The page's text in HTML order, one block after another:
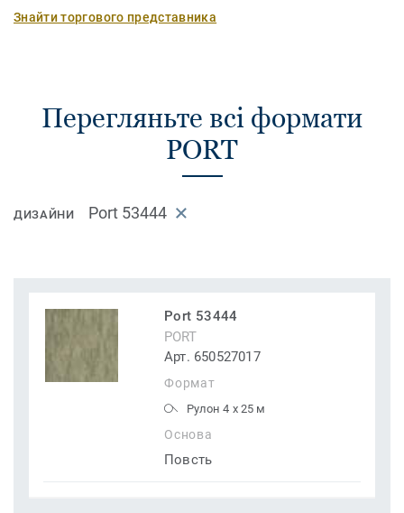
Знайти торгового представника
Перегляньте всі формати
PORT
ДИЗАЙНИ Port 53444
Port 53444
PORT
Арт. 650527017
Формат
Рулон 4 x 25 м
Основа
Повсть